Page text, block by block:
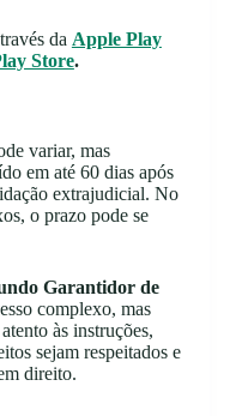
da Apple Play
Store.
variar, mas
em até 60 dias após
extrajudicial. No
o prazo pode se
Garantidor de
complexo, mas
às instruções,
sejam respeitados e
direito.